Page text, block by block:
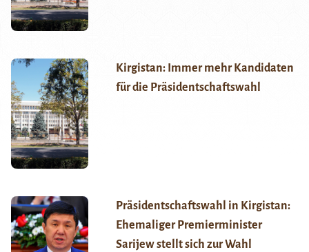
Kirgistan: Immer mehr Kandidaten
für die Präsidentschaftswahl
Präsidentschaftswahl in Kirgistan:
Ehemaliger Premierminister
Sarijew stellt sich zur Wahl